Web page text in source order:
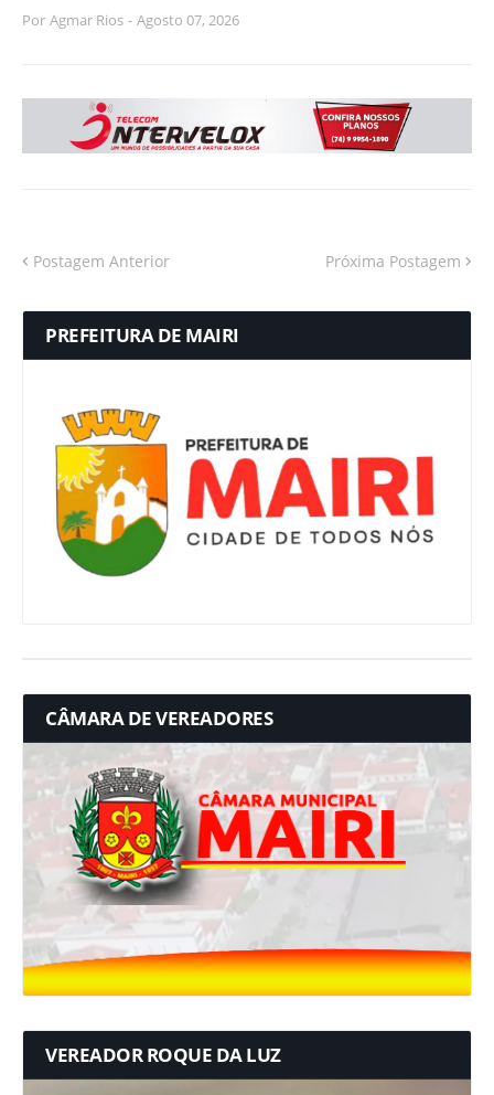
Por Agmar Rios - Agosto 07, 2026
Postagem Anterior Próxima Postagem
PREFEITURA DE MAIRI
CÂMARA DE VEREADORES
VEREADOR ROQUE DA LUZ